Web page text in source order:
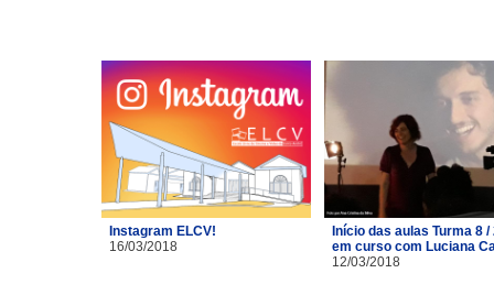
Instagram ELCV!
16/03/2018
Início das aulas Turma 8 /
em curso com Luciana
12/03/2018